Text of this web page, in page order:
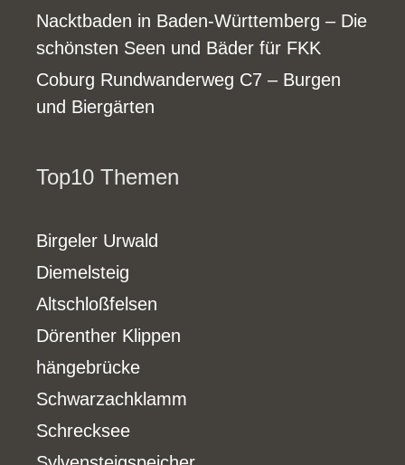
Nacktbaden in Baden-Württemberg – Die
schönsten Seen und Bäder für FKK
Coburg Rundwanderweg C7 – Burgen
und Biergärten
Top10 Themen
Birgeler Urwald
Diemelsteig
Altschloßfelsen
Dörenther Klippen
hängebrücke
Schwarzachklamm
Schrecksee